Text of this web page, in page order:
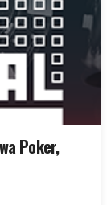
Poker,